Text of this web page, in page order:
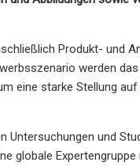
Produkt- und
werden
eine starke Stellung
Untersuchungen und
globale